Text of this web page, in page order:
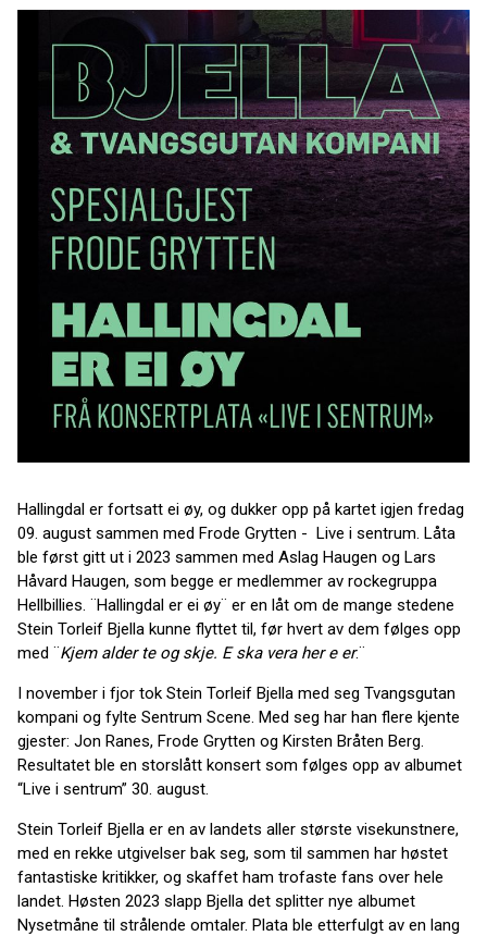
Hallingdal er fortsatt ei øy, og dukker opp på kartet igjen fredag
09. august sammen med Frode Grytten - Live i sentrum. Låta
ble først gitt ut i 2023 sammen med Aslag Haugen og Lars
Håvard Haugen, som begge er medlemmer av rockegruppa
Hellbillies. ¨Hallingdal er ei øy¨ er en låt om de mange stedene
Stein Torleif Bjella kunne flyttet til, før hvert av dem følges opp
med ¨Kjem alder te og skje. E ska vera her e er.¨
I november i fjor tok Stein Torleif Bjella med seg Tvangsgutan
kompani og fylte Sentrum Scene. Med seg har han flere kjente
gjester: Jon Ranes, Frode Grytten og Kirsten Bråten Berg.
Resultatet ble en storslått konsert som følges opp av albumet
“Live i sentrum” 30. august.
Stein Torleif Bjella er en av landets aller største visekunstnere,
med en rekke utgivelser bak seg, som til sammen har høstet
fantastiske kritikker, og skaffet ham trofaste fans over hele
landet. Høsten 2023 slapp Bjella det splitter nye albumet
Nysetmåne til strålende omtaler. Plata ble etterfulgt av en lang